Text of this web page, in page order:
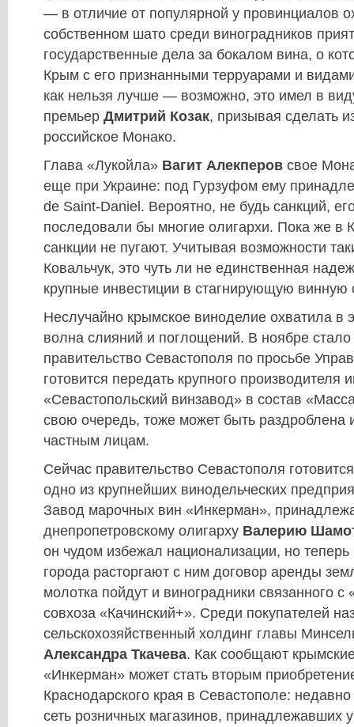
— в отличие от популярной у провинциалов
собственном шато среди виноградников
государственные дела за бокалом вина, о
Крым с его признанными терруарами и
как нельзя лучше — возможно, это имел в
премьер Дмитрий Козак, призывая сделать
российское Монако.
Глава «Лукойла» Вагит Алекперов свое
еще при Украине: под Гурзуфом ему
de Saint-Daniel. Вероятно, не будь санкций,
последовали бы многие олигархи. Пока же в
санкции не пугают. Учитывая возможности
Ковальчук, это чуть ли не единственная
крупные инвестиции в стагнирующую винную
Неслучайно крымское виноделие охватила в
волна слияний и поглощений. В ноябре стало
правительство Севастополя по просьбе
готовится передать крупного производителя
«Севастопольский винзавод» в состав
свою очередь, тоже может быть раздроблена
частным лицам.
Сейчас правительство Севастополя
одно из крупнейших винодельческих
Завод марочных вин «Инкерман»,
днепропетровскому олигарху Валерию
он чудом избежал национализации, но
города расторгают с ним договор аренды
молотка пойдут и виноградники связанного
совхоза «Качинский+». Среди покупателей
сельскохозяйственный холдинг главы
Александра Ткачева. Как сообщают
«Инкерман» может стать вторым
Краснодарского края в Севастополе:
сеть розничных магазинов, принадлежавших